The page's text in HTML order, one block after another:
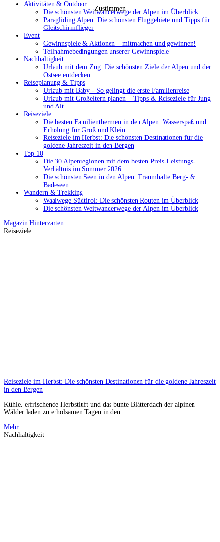
Zustimmen
Aktivitäten & Outdoor
Die schönsten Weitwanderwege der Alpen im Überblick
Paragliding Alpen: Die schönsten Fluggebiete und Tipps für
Gleitschirmflieger
Event
Gewinnspiele & Aktionen – mitmachen und gewinnen!
Teilnahmebedingungen unserer Gewinnspiele
Nachhaltigkeit
Urlaub mit dem Zug: Die schönsten Ziele der Alpen und der
Ostsee entdecken
Reiseplanung & Tipps
Urlaub mit Baby - So gelingt die erste Familienreise
Urlaub mit Großeltern planen – Tipps & Reiseziele für Jung
und Alt
Reiseziele
Die besten Familienthermen in den Alpen: Wasserspaß und
Erholung für Groß und Klein
Reiseziele im Herbst: Die schönsten Destinationen für die
goldene Jahreszeit in den Bergen
Top 10
Die 30 Alpenregionen mit dem besten Preis-Leistungs-
Verhältnis im Sommer 2026
Die schönsten Seen in den Alpen: Traumhafte Berg- &
Badeseen
Wandern & Trekking
Waalwege Südtirol: Die schönsten Routen im Überblick
Die schönsten Weitwanderwege der Alpen im Überblick
Magazin Hinterzarten
Reiseziele
Reiseziele im Herbst: Die schönsten Destinationen für die goldene Jahreszeit
in den Bergen
Kühle, erfrischende Herbstluft und das bunte Blätterdach der alpinen
Wälder laden zu erholsamen Tagen in den ...
Mehr
Nachhaltigkeit